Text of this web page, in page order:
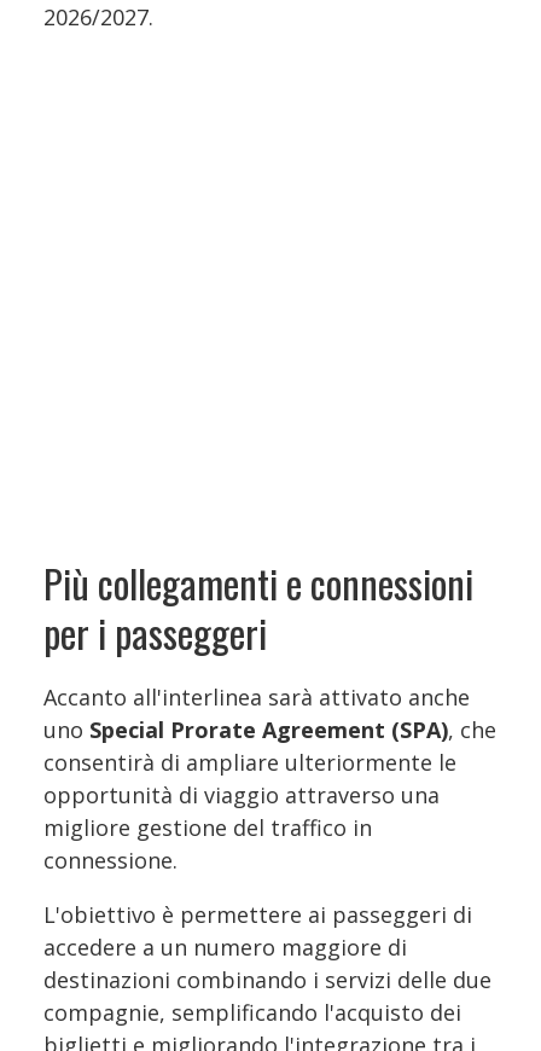
2026/2027.
Più collegamenti e connessioni
per i passeggeri
Accanto all'interlinea sarà attivato anche
uno Special Prorate Agreement (SPA), che
consentirà di ampliare ulteriormente le
opportunità di viaggio attraverso una
migliore gestione del traffico in
connessione.
L'obiettivo è permettere ai passeggeri di
accedere a un numero maggiore di
destinazioni combinando i servizi delle due
compagnie, semplificando l'acquisto dei
biglietti e migliorando l'integrazione tra i